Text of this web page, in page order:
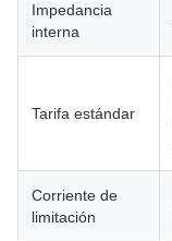
Impedancia
interna
Tarifa estándar
Corriente de
limitación